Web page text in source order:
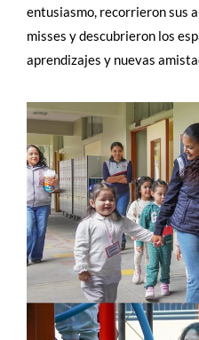
entusiasmo, recorrieron sus
misses y descubrieron los
aprendizajes y nuevas